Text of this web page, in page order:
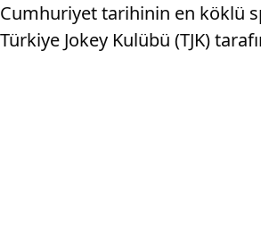
Cumhuriyet tarihinin en köklü
Türkiye Jokey Kulübü (TJK)